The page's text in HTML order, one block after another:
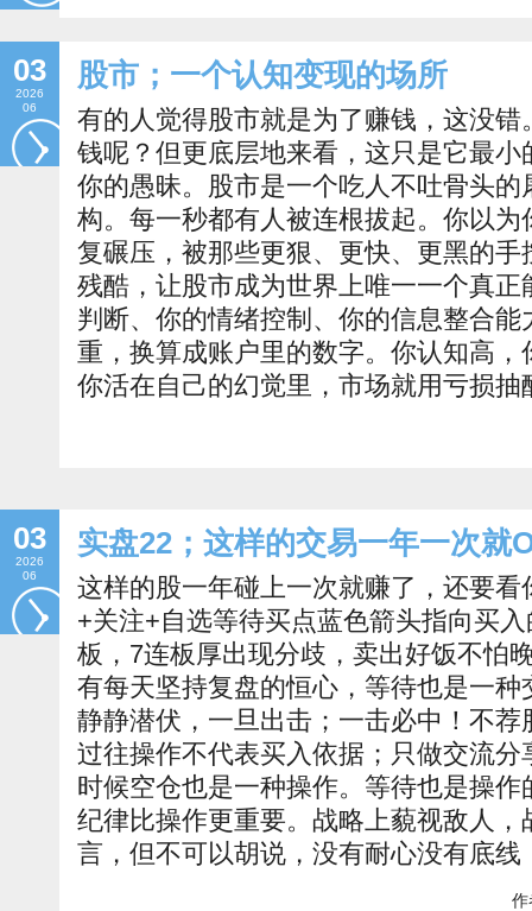
03
2026
06
股市；一个认知变现的场所
有的人觉得股市就是为了赚钱，这没
钱呢？但更底层地来看，这只是它最
你的愚昧。股市是一个吃人不吐骨头
构。每一秒都有人被连根拔起。你以
复碾压，被那些更狠、更快、更黑的
残酷，让股市成为世界上唯一一个真
判断、你的情绪控制、你的信息整合
重，换算成账户里的数字。你认知高
你活在自己的幻觉里，市场就用亏损抽
03
2026
06
实盘22；这样的交易一年一次就
这样的股一年碰上一次就赚了，还要
+关注+自选等待买点蓝色箭头指向买
板，7连板厚出现分歧，卖出好饭不怕
有每天坚持复盘的恒心，等待也是一
静静潜伏，一旦出击；一击必中！不
过往操作不代表买入依据；只做交流
时候空仓也是一种操作。等待也是操
纪律比操作更重要。战略上藐视敌人
言，但不可以胡说，没有耐心没有底线
作